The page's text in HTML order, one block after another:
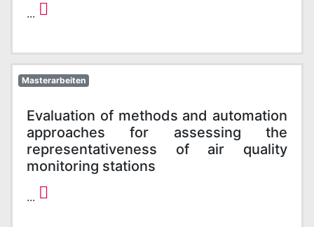
...
Masterarbeiten
Evaluation of methods and automation
approaches for assessing the
representativeness of air quality
monitoring stations
...